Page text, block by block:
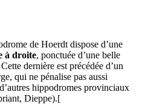
de Hoerdt dispose d’une
à droite, ponctuée d’une belle
dernière est précédée d’un
qui ne pénalise pas aussi
hippodromes provinciaux
Dieppe).[